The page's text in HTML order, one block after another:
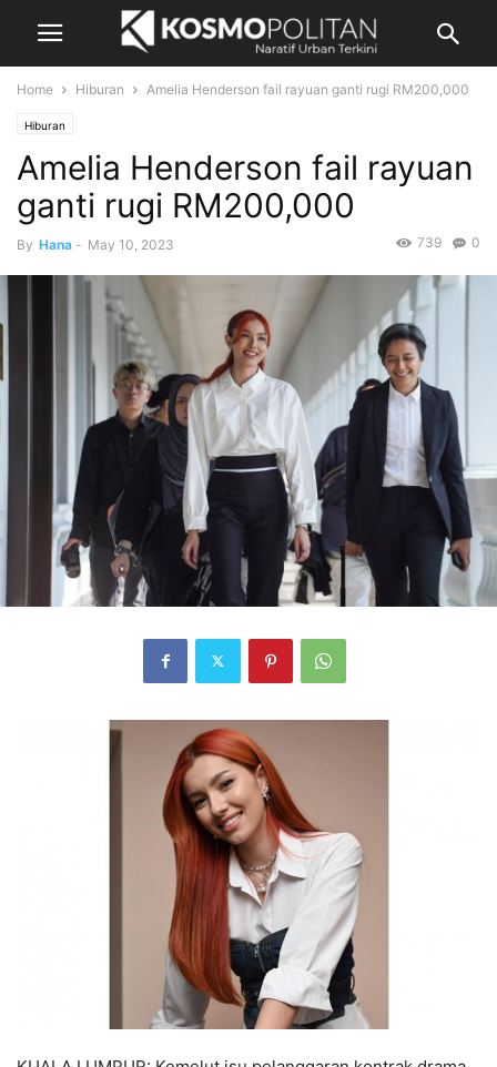
Home Hiburan Amelia Henderson fail rayuan ganti rugi RM200,000
Hiburan
Amelia Henderson fail rayuan
ganti rugi RM200,000
By Hana - May 10, 2023 0
739